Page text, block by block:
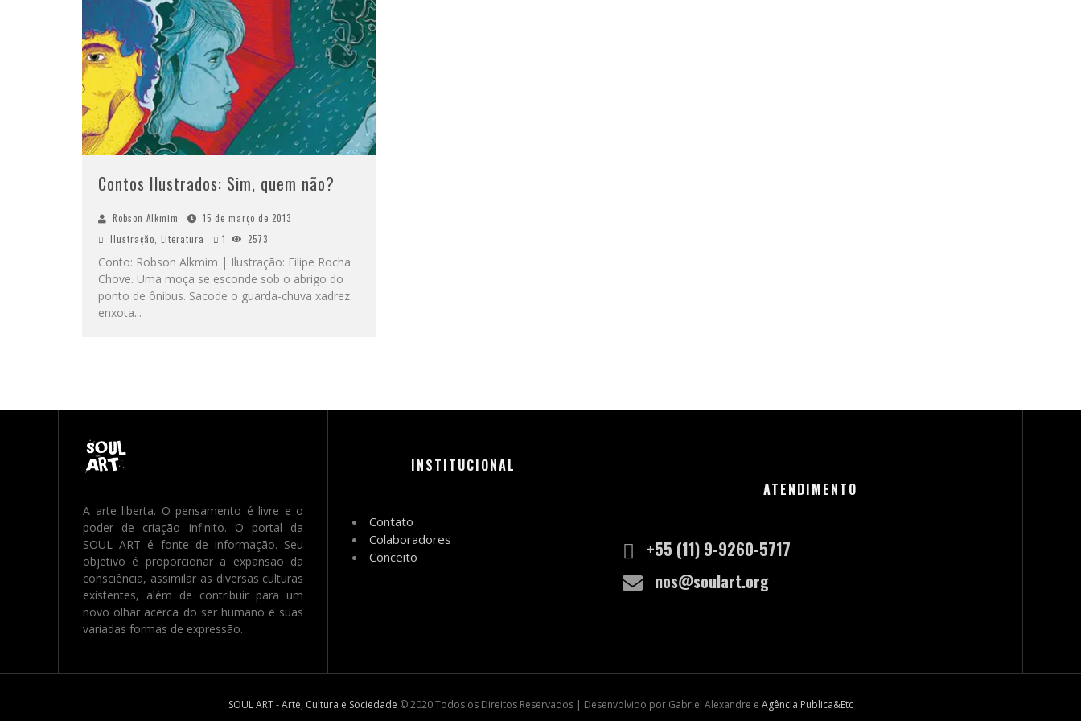
Contos Ilustrados: Sim, quem não?
Robson Alkmim
15 de março de 2013
Ilustração Literatura 1 2573
Conto: Robson Alkmim | Ilustração: Filipe Rocha
Chove. Uma moça se esconde sob o abrigo do
ponto de ônibus. Sacode o guarda-chuva xadrez
enxota...
A arte liberta. O pensamento é livre e o
poder de criação infinito. O portal da
SOUL ART é fonte de informação. Seu
objetivo é proporcionar a expansão da
consciência, assimilar as diversas culturas
existentes, além de contribuir para um
novo olhar acerca do ser humano e suas
variadas formas de expressão.
INSTITUCIONAL
Contato
Colaboradores
Conceito
ATENDIMENTO
+55 (11) 9-9260-5717
nos@soulart.org
SOUL ART - Arte, Cultura e Sociedade © 2020 Todos os Direitos Reservados | Desenvolvido por Gabriel Alexandre e Agência Publica&Etc